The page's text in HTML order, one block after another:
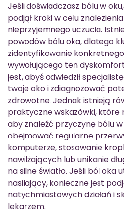
Jeśli doświadczasz bólu w
podjął kroki w celu
nieprzyjemnego uczucia.
powodów bólu oka, dlatego
zidentyfikowanie
wywołującego ten
jest, abyś odwiedził
twoje oko i zdiagnozować
zdrowotne. Jednak istnieją
praktyczne wskazówki, które
aby znaleźć przyczynę bólu
obejmować regularne
komputerze, stosowanie
nawilżających lub unikanie
na silne światło. Jeśli ból oka
nasilający, konieczne jest
natychmiastowych działań i
lekarzem.